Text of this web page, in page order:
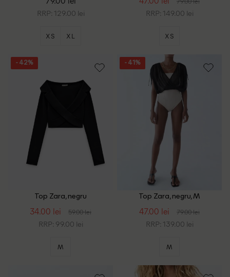
RRP: 129.00 lei
XS XL
RRP: 149.00 lei
XS
- 42%
Top Zara, negru
34.00 lei 59.00 lei
RRP: 99.00 lei
M
- 41%
Top Zara, negru, M
47.00 lei 79.00 lei
RRP: 139.00 lei
M